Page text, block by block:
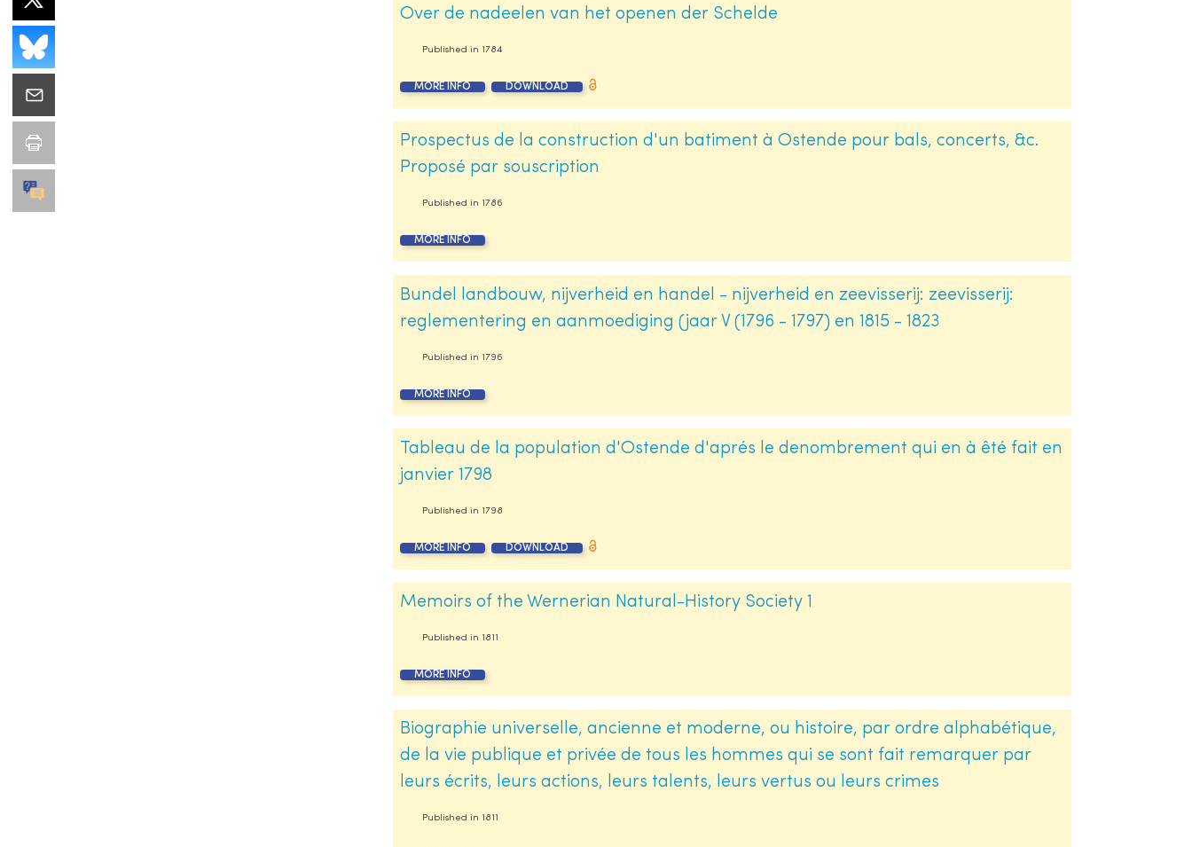
Over de nadeelen van het openen der Schelde
Published in 1784
MORE INFO DOWNLOAD
Prospectus de la construction d'un batiment à Ostende pour bals, concerts, &c.
Proposé par souscription
Published in 1786
MORE INFO
Bundel landbouw, nijverheid en handel - nijverheid en zeevisserij: zeevisserij:
reglementering en aanmoediging (jaar V (1796 - 1797) en 1815 - 1823
Published in 1796
MORE INFO
Tableau de la population d'Ostende d'aprés le denombrement qui en à êté fait en
janvier 1798
Published in 1798
MORE INFO DOWNLOAD
Memoirs of the Wernerian Natural-History Society 1
Published in 1811
MORE INFO
Biographie universelle, ancienne et moderne, ou histoire, par ordre alphabétique,
de la vie publique et privée de tous les hommes qui se sont fait remarquer par
leurs écrits, leurs actions, leurs talents, leurs vertus ou leurs crimes
Published in 1811